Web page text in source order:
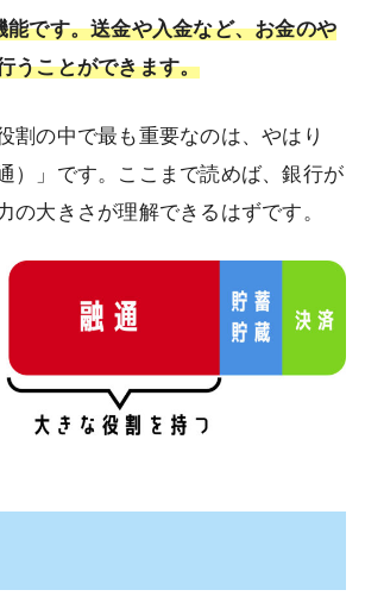
です。送金や入金など、お金のや
うことができます。
割の中で最も重要なのは、やはり
）」です。ここまで読めば、銀行が
の大きさが理解できるはずです。